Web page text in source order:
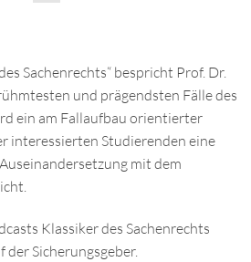
Sachenrechts“ bespricht Prof. Dr.
und prägendsten Fälle des
ein am Fallaufbau orientierter
interessierten Studierenden eine
mit dem
Klassiker des Sachenrechts
Sicherungsgeber.